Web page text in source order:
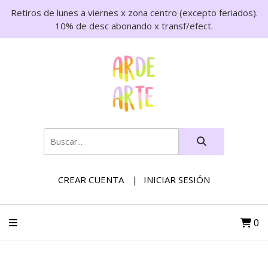
Retiros de lunes a viernes x zona centro (excepto feriados).
10% de desc abonando x transf/efect.
CREAR CUENTA INICIAR SESIÓN
0